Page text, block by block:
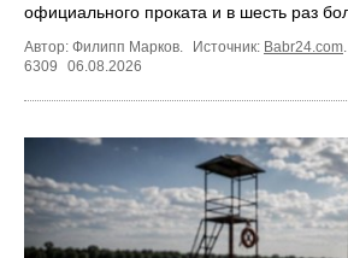
официального проката и в шесть раз
Автор: Филипп Марков. Источник: Babr24.com.
6309
06.08.2026